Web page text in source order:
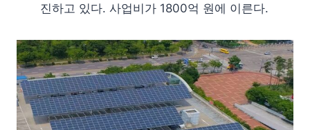
진하고 있다. 사업비가 1800억 원에 이른다.